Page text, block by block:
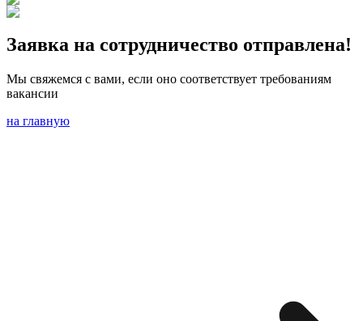
Заявка на сотрудничество отправлена!
Мы свяжемся с вами, если оно соответствует требованиям
вакансии
на главную